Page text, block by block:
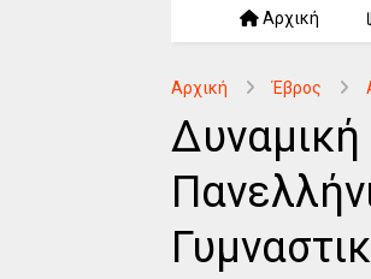
Αρχική
Αρχική Έβρος